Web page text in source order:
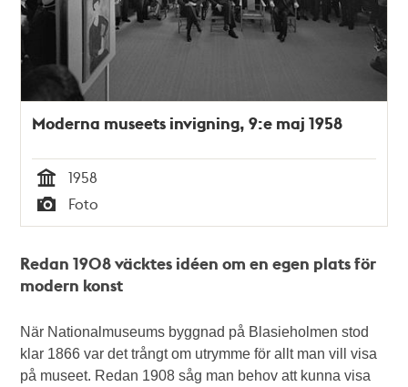
Moderna museets invigning, 9:e maj 1958
Tid
1958
Typ
Foto
Redan 1908 väcktes idéen om en egen plats för
modern konst
När Nationalmuseums byggnad på Blasieholmen stod
klar 1866 var det trångt om utrymme för allt man vill visa
på museet. Redan 1908 såg man behov att kunna visa